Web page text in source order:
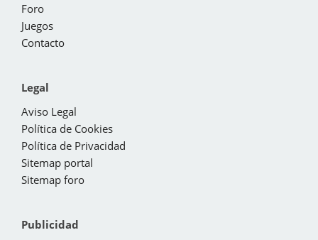
Foro
Juegos
Contacto
Legal
Aviso Legal
Política de Cookies
Política de Privacidad
Sitemap portal
Sitemap foro
Publicidad